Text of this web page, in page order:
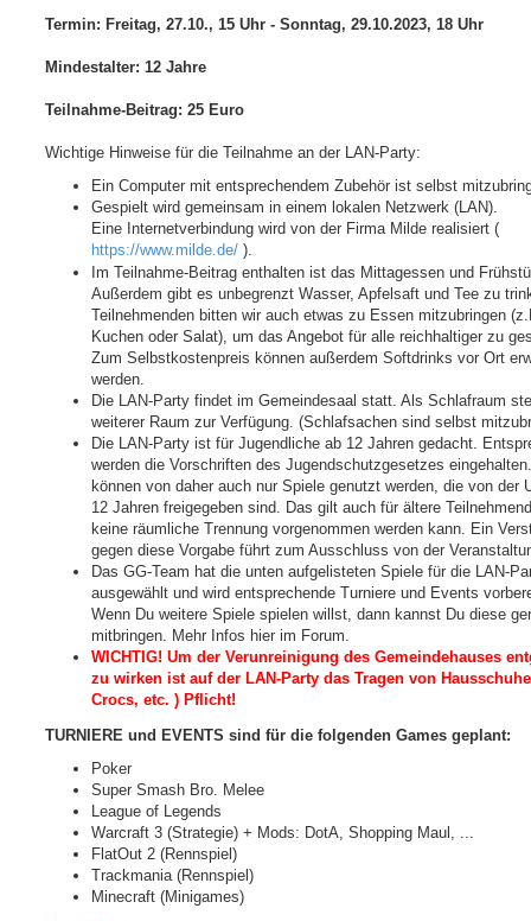
Termin: Freitag, 27.10., 15 Uhr - Sonntag, 29.10.2023, 18 Uhr
Mindestalter: 12 Jahre
Teilnahme-Beitrag: 25 Euro
Wichtige Hinweise für die Teilnahme an der LAN-Party:
Ein Computer mit entsprechendem Zubehör ist selbst
Gespielt wird gemeinsam in einem lokalen Netzwerk (LAN).
Eine Internetverbindung wird von der Firma Milde realisiert (
https://www.milde.de/ ).
Im Teilnahme-Beitrag enthalten ist das Mittagessen und
Außerdem gibt es unbegrenzt Wasser, Apfelsaft und Tee zu
Teilnehmenden bitten wir auch etwas zu Essen mitzubringen
Kuchen oder Salat), um das Angebot für alle reichhaltiger zu
Zum Selbstkostenpreis können außerdem Softdrinks vor Ort
werden.
Die LAN-Party findet im Gemeindesaal statt. Als Schlafraum
weiterer Raum zur Verfügung. (Schlafsachen sind selbst
Die LAN-Party ist für Jugendliche ab 12 Jahren gedacht.
werden die Vorschriften des Jugendschutzgesetzes
können von daher auch nur Spiele genutzt werden, die von der
12 Jahren freigegeben sind. Das gilt auch für ältere
keine räumliche Trennung vorgenommen werden kann. Ein
gegen diese Vorgabe führt zum Ausschluss von der
Das GG-Team hat die unten aufgelisteten Spiele für die LAN-
ausgewählt und wird entsprechende Turniere und Events
Wenn Du weitere Spiele spielen willst, dann kannst Du diese
mitbringen. Mehr Infos hier im Forum.
WICHTIG! Um der Verunreinigung des Gemeindehauses
zu wirken ist auf der LAN-Party das Tragen von
Crocs, etc. ) Pflicht!
TURNIERE und EVENTS sind für die folgenden Games geplant:
Poker
Super Smash Bro. Melee
League of Legends
Warcraft 3 (Strategie) + Mods: DotA, Shopping Maul, ...
FlatOut 2 (Rennspiel)
Trackmania (Rennspiel)
Minecraft (Minigames)